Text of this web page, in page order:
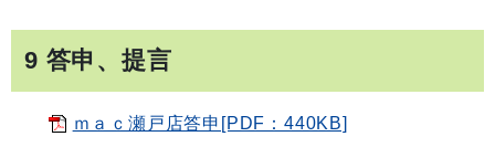
9 答申、提言
ｍａｃ瀬戸店答申[PDF：440KB]